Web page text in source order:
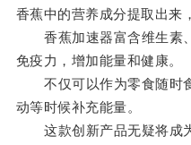
香蕉中的营养成分提取出来
香蕉加速器富含维生素
免疫力，增加能量和健康。
不仅可以作为零食随时
动等时候补充能量。
这款创新产品无疑将成为